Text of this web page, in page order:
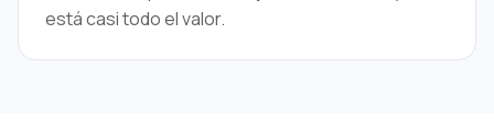
está casi todo el valor.